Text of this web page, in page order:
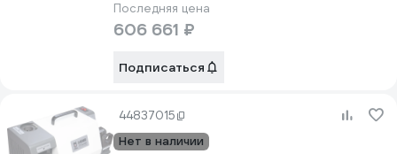
Последняя цена
606 661 ₽
Подписаться
44837015
Нет в наличии